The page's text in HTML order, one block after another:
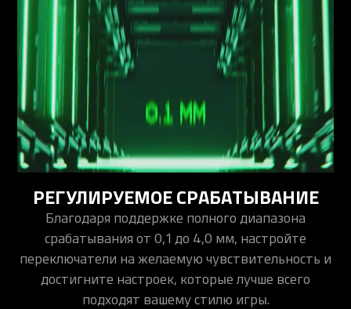
РЕГУЛИРУЕМОЕ СРАБАТЫВАНИЕ
Благодаря поддержке полного диапазона
срабатывания от 0,1 до 4,0 мм, настройте
переключатели на желаемую чувствительность и
достигните настроек, которые лучше всего
подходят вашему стилю игры.